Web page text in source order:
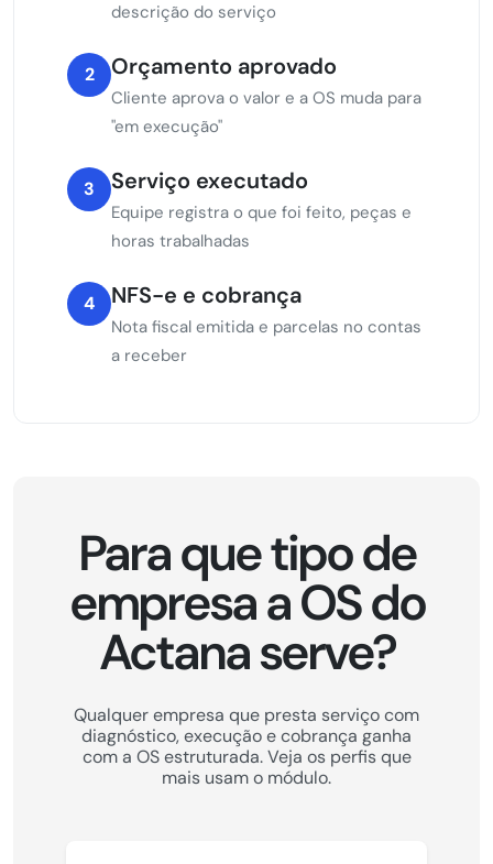
descrição do serviço
2 Orçamento aprovado
Cliente aprova o valor e a OS muda para
"em execução"
3 Serviço executado
Equipe registra o que foi feito, peças e
horas trabalhadas
4 NFS-e e cobrança
Nota fiscal emitida e parcelas no contas
a receber
Para que tipo de
empresa a OS do
Actana serve?
Qualquer empresa que presta serviço com
diagnóstico, execução e cobrança ganha
com a OS estruturada. Veja os perfis que
mais usam o módulo.